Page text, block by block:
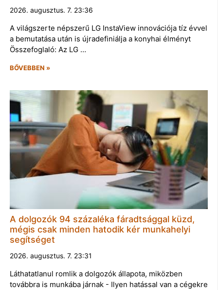
2026. augusztus. 7. 23:36
A világszerte népszerű LG InstaView innovációja tíz évvel
a bemutatása után is újradefiniálja a konyhai élményt
Összefoglaló: Az LG …
BŐVEBBEN »
A dolgozók 94 százaléka fáradtsággal küzd,
mégis csak minden hatodik kér munkahelyi
segítséget
2026. augusztus. 7. 23:31
Láthatatlanul romlik a dolgozók állapota, miközben
továbbra is munkába járnak - Ilyen hatással van a cégekre